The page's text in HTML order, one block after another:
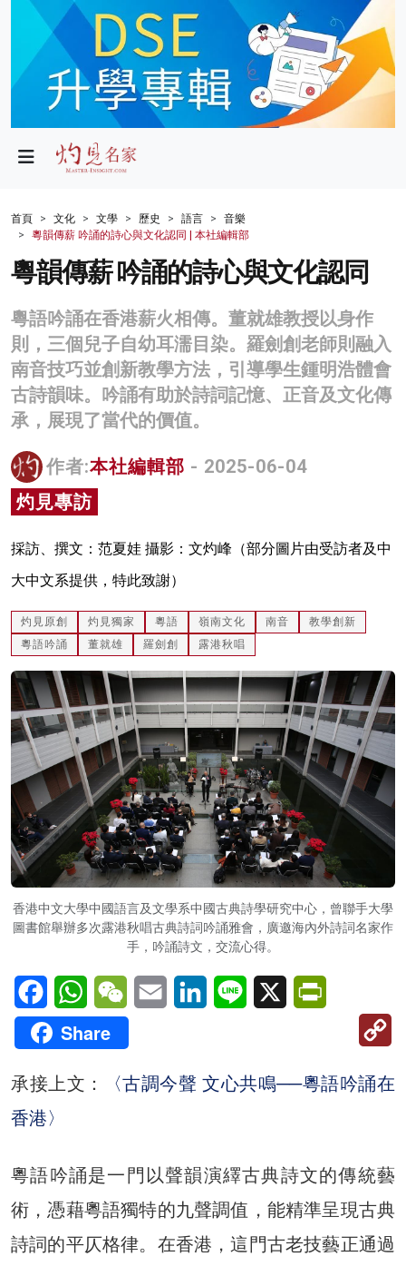
政局
財經
生活
健康
商業
科技
影片
名家榜
灼見活動
關於我們
首頁 文化 文學 歷史 語言
音樂
粵韻傳薪 吟誦的詩心與文化認同 | 本社編輯部
粵韻傳薪 吟誦的詩心與文化認同
粵語吟誦在香港薪火相傳。董就雄教授以身作
則，三個兒子自幼耳濡目染。羅劍創老師則融入
南音技巧並創新教學方法，引導學生鍾明浩體會
古詩韻味。吟誦有助於詩詞記憶、正音及文化傳
承，展現了當代的價值。
作者:本社編輯部 - 2025-06-04
灼見專訪
採訪、撰文：范夏娃 攝影：文灼峰（部分圖片由受訪者及中
大中文系提供，特此致謝）
灼見原創 灼見獨家 粵語 嶺南文化 南音
教學創新
粵語吟誦
董就雄 羅劍創 露港秋唱
香港中文大學中國語言及文學系中國古典詩學研究中心，曾聯手大學
圖書館舉辦多次露港秋唱古典詩詞吟誦雅會，廣邀海內外詩詞名家作
手，吟誦詩文，交流心得。
FacebookWhatsAppWeChatEmail LinkedInLine X
Share
承接上文：
〈古調今聲 文心共鳴──粵語吟誦在
香港〉
粵語吟誦是一門以聲韻演繹古典詩文的傳統藝
術，憑藉粵語獨特的九聲調值，能精準呈現古典
詩詞的平仄格律。在香港，這門古老技藝正通過